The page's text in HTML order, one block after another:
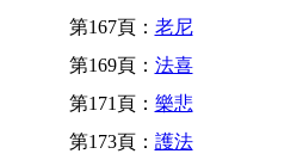
第167頁： 老尼
第169頁： 法喜
第171頁： 樂悲
第173頁： 護法